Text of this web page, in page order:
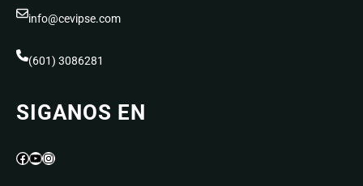
info@cevipse.com
(601) 3086281
SIGANOS EN
Facebook YouTube Instagram